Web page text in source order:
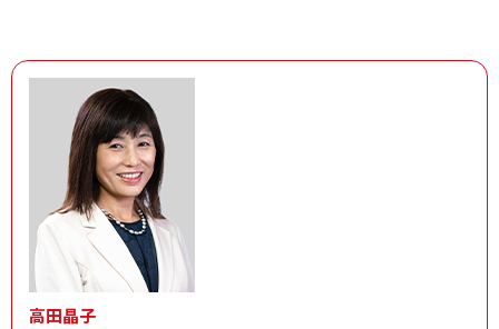
高田晶子